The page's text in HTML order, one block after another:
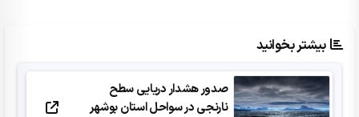
بیشتر بخوانید
صدور هشدار دریایی سطح
نارنجی در سواحل استان بوشهر